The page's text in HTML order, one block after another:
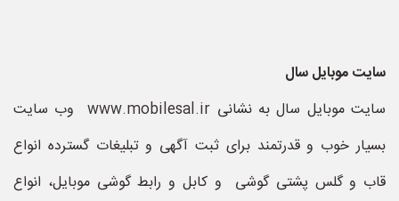
سایت موبایل سال
سایت موبایل سال به نشانی www.mobilesal.ir وب سایت
بسیار خوب و قدرتمند برای ثبت آگهی و تبلیغات گسترده انواع
قاب و گلس پشتی گوشی و کابل و رابط گوشی موبایل، انواع